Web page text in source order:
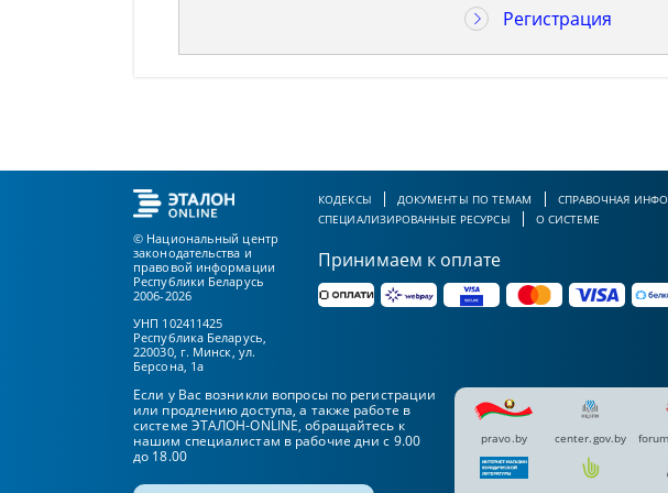
Регистрация
© Национальный центр
законодательства и
правовой информации
Республики Беларусь
2006-2026
УНП 102411425
Республика Беларусь,
220030, г. Минск, ул.
Берсона, 1а
КОДЕКСЫ ДОКУМЕНТЫ ПО ТЕМАМ
СПРАВОЧНАЯ
СПЕЦИАЛИЗИРОВАННЫЕ РЕСУРСЫ
О СИСТЕМЕ
Принимаем к оплате
Если у Вас возникли вопросы по регистрации
или продлению доступа, а также работе в
системе ЭТАЛОН-ONLINE, обращайтесь к
нашим специалистам в рабочие дни с 9.00
до 18.00
pravo.by center.gov.by